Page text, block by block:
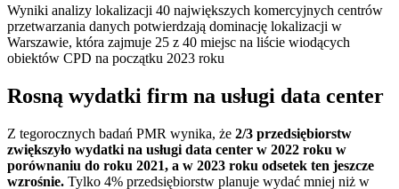
Wyniki analizy lokalizacji 40 największych komercyjnych centrów
przetwarzania danych potwierdzają dominację lokalizacji w
Warszawie, która zajmuje 25 z 40 miejsc na liście wiodących
obiektów CPD na początku 2023 roku
Rosną wydatki firm na usługi data center
Z tegorocznych badań PMR wynika, że 2/3 przedsiębiorstw
zwiększyło wydatki na usługi data center w 2022 roku w
porównaniu do roku 2021, a w 2023 roku odsetek ten jeszcze
wzrośnie. Tylko 4% przedsiębiorstw planuje wydać mniej niż w